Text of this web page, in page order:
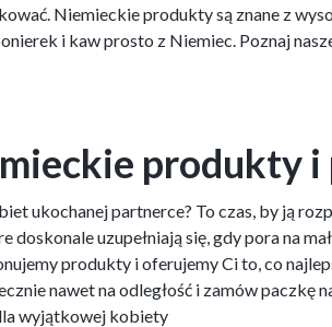
Niemieckie produkty są znane z
i kaw prosto z Niemiec. Poznaj
produkty
ukochanej partnerce? To czas, by ją
uzupełniają się, gdy pora na
produkty i oferujemy Ci to, co
nawet na odległość i zamów paczkę
wyjątkowej kobiety